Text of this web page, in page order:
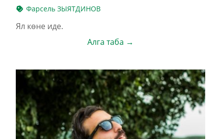
Фарсель ЗЫЯТДИНОВ
Ял көне иде.
Алга таба →